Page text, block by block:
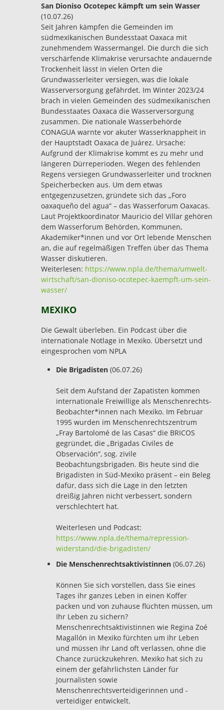
San Dioniso Ocotepec kämpft um sein Wasser
(10.07.26)
Seit Jahren kämpfen die Gemeinden im
südmexikanischen Bundesstaat Oaxaca mit
zunehmendem Wassermangel. Die durch die sich
verschärfende Klimakrise verursachte andauernde
Trockenheit lässt in vielen Orten die
Grundwasserleiter versiegen, was die lokale
Wasserversorgung gefährdet. Im Winter 2023/24
brach in vielen Gemeinden des südmexikanischen
Bundesstaates Oaxaca die Wasserversorgung
zusammen. Die nationale Wasserbehörde
CONAGUA warnte vor akuter Wasserknappheit in
der Hauptstadt Oaxaca de Juárez. Ursache:
Aufgrund der Klimakrise kommt es zu mehr und
längeren Dürreperioden. Wegen des fehlenden
Regens versiegen Grundwasserleiter und trocknen
Speicherbecken aus. Um dem etwas
entgegenzusetzen, gründete sich das „Foro
oaxaqueño del agua“ – das Wasserforum Oaxacas.
Laut Projektkoordinator Mauricio del Villar gehören
dem Wasserforum Behörden, Kommunen,
Akademiker*innen und vor Ort lebende Menschen
an, die auf regelmäßigen Treffen über das Thema
Wasser diskutieren.
Weiterlesen: https://www.npla.de/thema/umwelt-
wirtschaft/san-dioniso-ocotepec-kaempft-um-sein-
wasser/
MEXIKO
Die Gewalt überleben. Ein Podcast über die
internationale Notlage in Mexiko. Übersetzt und
eingesprochen vom NPLA
Die Brigadisten (06.07.26)
Seit dem Aufstand der Zapatisten kommen
internationale Freiwillige als Menschenrechts-
Beobachter*innen nach Mexiko. Im Februar
1995 wurden im Menschenrechtszentrum
„Fray Bartolomé de las Casas“ die BRICOS
gegründet, die „Brigadas Civiles de
Observación“, sog. zivile
Beobachtungsbrigaden. Bis heute sind die
Brigadisten in Süd-Mexiko präsent – ein Beleg
dafür, dass sich die Lage in den letzten
dreißig Jahren nicht verbessert, sondern
verschlechtert hat.
Weiterlesen und Podcast:
https://www.npla.de/thema/repression-
widerstand/die-brigadisten/
Die Menschenrechtsaktivistinnen (06.07.26)
Können Sie sich vorstellen, dass Sie eines
Tages ihr ganzes Leben in einen Koffer
packen und von zuhause flüchten müssen, um
Ihr Leben zu sichern?
Menschenrechtsaktivistinnen wie Regina Zoé
Magallón in Mexiko fürchten um ihr Leben
und müssen ihr Land oft verlassen, ohne die
Chance zurückzukehren. Mexiko hat sich zu
einem der gefährlichsten Länder für
Journalisten sowie
Menschenrechtsverteidigerinnen und -
verteidiger entwickelt.